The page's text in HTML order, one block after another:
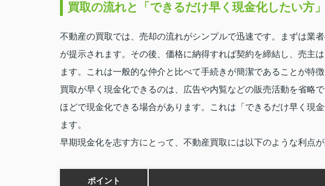
買取の流れと「できるだけ早く現金化したい方
不動産の買取では、売却の流れがシンプルで迅速です。まずは業
が提示されます。その後、価格に納得すれば契約を締結し、売主
ます。これは一般的な仲介と比べて手続きが簡潔であることが特徴
買取が早く現金化できるのは、広告や内覧などの販売活動を省略
ほどで現金化できる場合があります。これは「できるだけ早く現
ます。
早期現金化を志す方にとって、不動産買取には以下のような利点が
ポイント